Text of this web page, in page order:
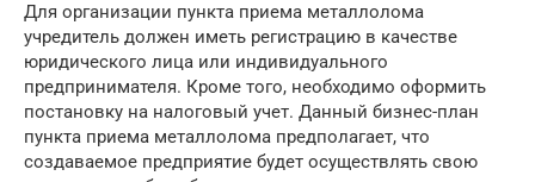
Для организации пункта приема металлолома
учредитель должен иметь регистрацию в качестве
юридического лица или индивидуального
предпринимателя. Кроме того, необходимо оформить
постановку на налоговый учет. Данный бизнес-план
пункта приема металлолома предполагает, что
создаваемое предприятие будет осуществлять свою